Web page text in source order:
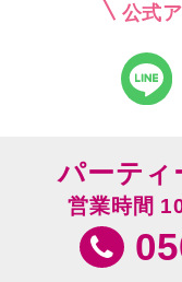
公式
パーティ
営業時間